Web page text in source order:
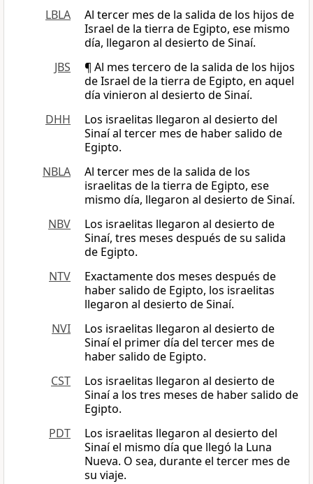
LBLA
Al tercer mes de la salida de los hijos de
Israel de la tierra de Egipto, ese mismo
día, llegaron al desierto de Sinaí.
JBS
¶ Al mes tercero de la salida de los hijos
de Israel de la tierra de Egipto, en aquel
día vinieron al desierto de Sinaí.
DHH
Los israelitas llegaron al desierto del
Sinaí al tercer mes de haber salido de
Egipto.
NBLA
Al tercer mes de la salida de los
israelitas de la tierra de Egipto, ese
mismo día, llegaron al desierto de Sinaí.
NBV
Los israelitas llegaron al desierto de
Sinaí, tres meses después de su salida
de Egipto.
NTV
Exactamente dos meses después de
haber salido de Egipto, los israelitas
llegaron al desierto de Sinaí.
NVI
Los israelitas llegaron al desierto de
Sinaí el primer día del tercer mes de
haber salido de Egipto.
CST
Los israelitas llegaron al desierto de
Sinaí a los tres meses de haber salido de
Egipto.
PDT
Los israelitas llegaron al desierto del
Sinaí el mismo día que llegó la Luna
Nueva. O sea, durante el tercer mes de
su viaje.